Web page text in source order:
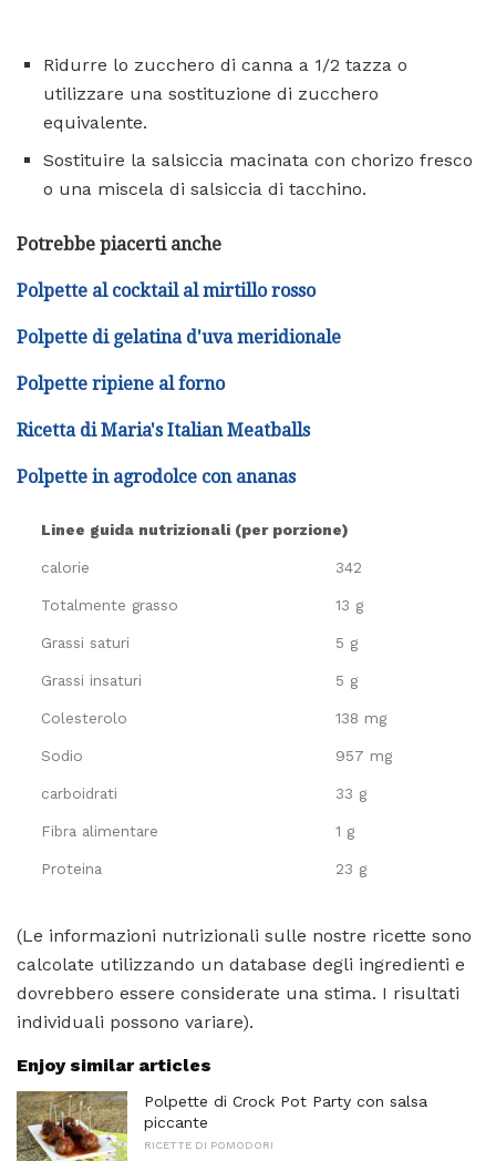
Ridurre lo zucchero di canna a 1/2 tazza o
utilizzare una sostituzione di zucchero
equivalente.
Sostituire la salsiccia macinata con chorizo ​​fresco
o una miscela di salsiccia di tacchino.
Potrebbe piacerti anche
Polpette al cocktail al mirtillo rosso
Polpette di gelatina d'uva meridionale
Polpette ripiene al forno
Ricetta di Maria's Italian Meatballs
Polpette in agrodolce con ananas
Linee guida nutrizionali (per porzione)
calorie 342
Totalmente grasso 13 g
Grassi saturi 5 g
Grassi insaturi 5 g
Colesterolo 138 mg
Sodio 957 mg
carboidrati 33 g
Fibra alimentare 1 g
Proteina 23 g
(Le informazioni nutrizionali sulle nostre ricette sono
calcolate utilizzando un database degli ingredienti e
dovrebbero essere considerate una stima. I risultati
individuali possono variare).
Enjoy similar articles
Polpette di Crock Pot Party con salsa
piccante
RICETTE DI POMODORI